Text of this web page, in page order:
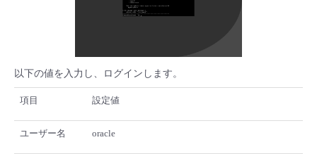
- APIリファレンス
- その他
以下の値を入力し、ログインします。
項目 設定値
ユーザー名 oracle